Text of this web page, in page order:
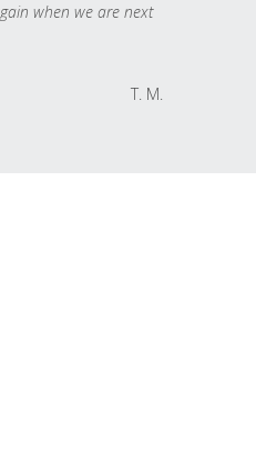
when we are next
T. M.